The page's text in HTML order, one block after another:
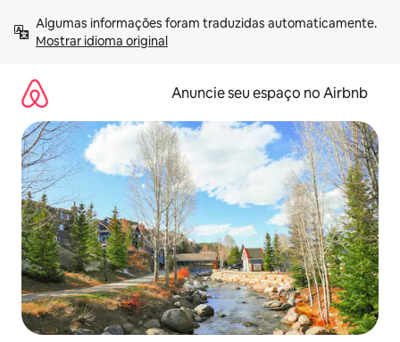
para
Mostrar idioma original
Anuncie seu espaço no Airbnb